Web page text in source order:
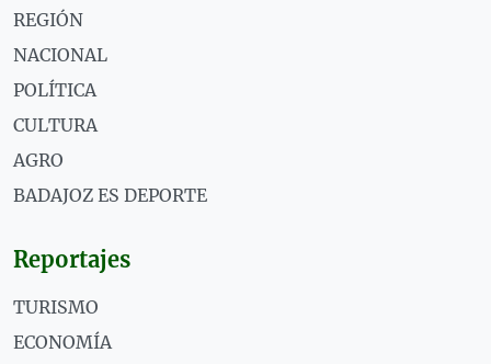
REGIÓN
NACIONAL
POLÍTICA
CULTURA
AGRO
BADAJOZ ES DEPORTE
Reportajes
TURISMO
ECONOMÍA